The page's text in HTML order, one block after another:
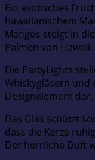
Ein exotisches
hawaiianischem
Mangos steigt in
Palmen von Hawaii.
Die PartyLights
Whiskygläsern und
Designelement dar.
Das Glas schützt
dass die Kerze
Der herrliche Duft